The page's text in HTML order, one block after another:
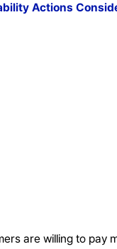
Actions
are willing to pay